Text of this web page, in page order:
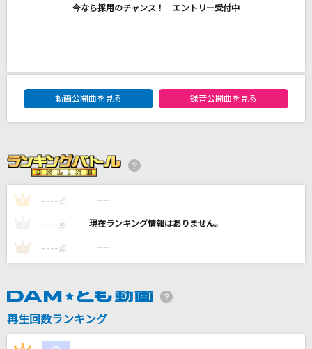
SEKAI NO OWARI(世界の終わり)
クスシキ
DECO*27
クスシキ
Mrs. GREEN APPLE
[生音]素顔で笑っていたい
Da-iCE feat. 木村昴
今なら採用のチャンス！ エントリー受付中
DAM★ともボーカルエントリーランキング
動画公開曲を見る
録音公開曲を見る
1 ---- 点 ----
---- 点 ----
3 ---- 点 ----
再生回数ランキング